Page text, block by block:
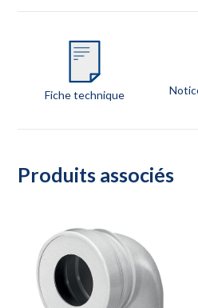
Fiche technique
Produits associés